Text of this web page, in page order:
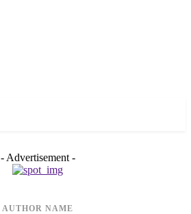
- Advertisement -
AUTHOR NAME